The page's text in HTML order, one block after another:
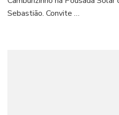
Sebastião. Convite …